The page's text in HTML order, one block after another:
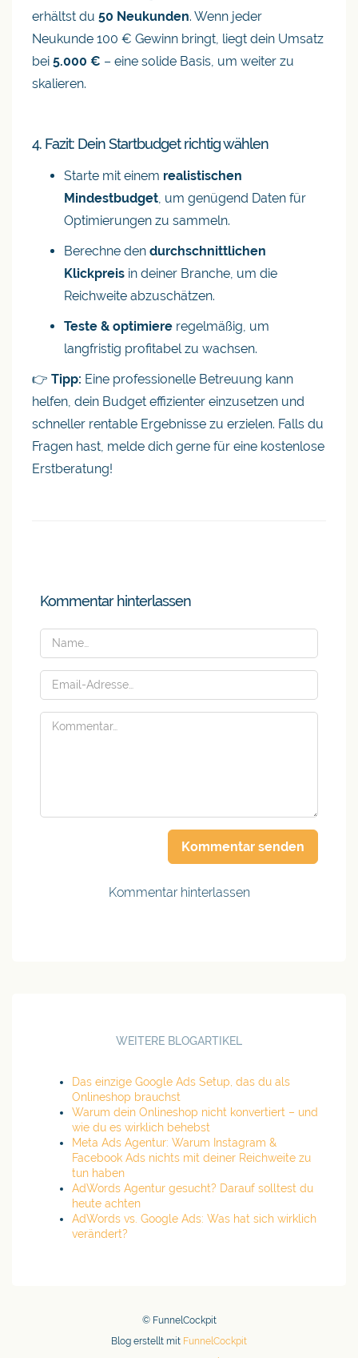
erhältst du 50 Neukunden. Wenn jeder
Neukunde 100 € Gewinn bringt, liegt dein Umsatz
bei 5.000 € – eine solide Basis, um weiter zu
skalieren.
4. Fazit: Dein Startbudget richtig wählen
Starte mit einem realistischen
Mindestbudget, um genügend Daten für
Optimierungen zu sammeln.
Berechne den durchschnittlichen
Klickpreis in deiner Branche, um die
Reichweite abzuschätzen.
Teste & optimiere regelmäßig, um
langfristig profitabel zu wachsen.
👉 Tipp: Eine professionelle Betreuung kann
helfen, dein Budget effizienter einzusetzen und
schneller rentable Ergebnisse zu erzielen. Falls du
Fragen hast, melde dich gerne für eine kostenlose
Erstberatung!
Kommentar hinterlassen
Kommentar senden
Kommentar hinterlassen
WEITERE BLOGARTIKEL
Das einzige Google Ads Setup, das du als
Onlineshop brauchst
Warum dein Onlineshop nicht konvertiert – und
wie du es wirklich behebst
Meta Ads Agentur: Warum Instagram &
Facebook Ads nichts mit deiner Reichweite zu
tun haben
AdWords Agentur gesucht? Darauf solltest du
heute achten
AdWords vs. Google Ads: Was hat sich wirklich
verändert?
© FunnelCockpit
Blog erstellt mit FunnelCockpit